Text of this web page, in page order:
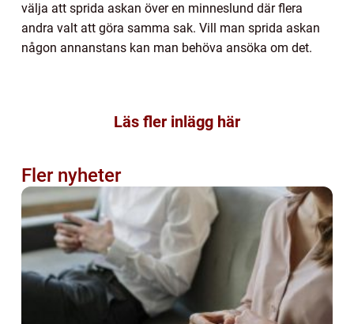
välja att sprida askan över en minneslund där flera
andra valt att göra samma sak. Vill man sprida askan
någon annanstans kan man behöva ansöka om det.
Läs fler inlägg här
Fler nyheter